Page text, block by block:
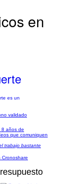
en
validado
8 años de
que comuniquen
trabajo bastante